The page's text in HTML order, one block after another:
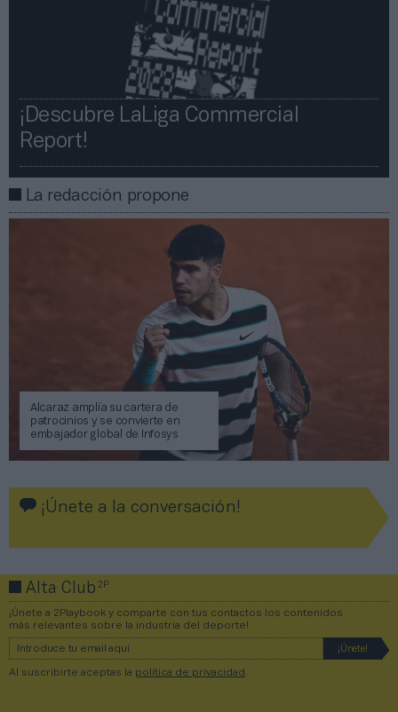
¡Descubre LaLiga Commercial
Report!​​
La redacción propone
Alcaraz amplía su cartera de
patrocinios y se convierte en
embajador global de Infosys
¡Únete a la conversación!
Alta Club2P
¡Únete a 2Playbook y comparte con tus contactos los contenidos
más relevantes sobre la industria del deporte!
Al suscribirte aceptas la política de privacidad